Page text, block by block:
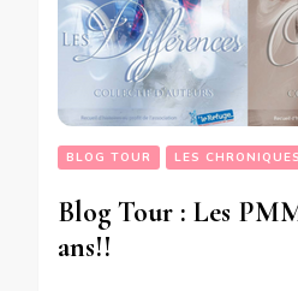
BLOG TOUR LES
Blog Tour : Les
ans!!